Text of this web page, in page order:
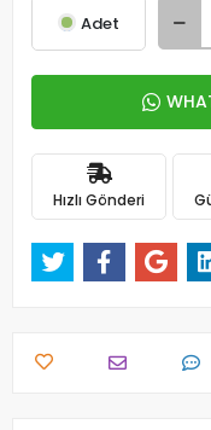
Adet
Hızlı Gönderi